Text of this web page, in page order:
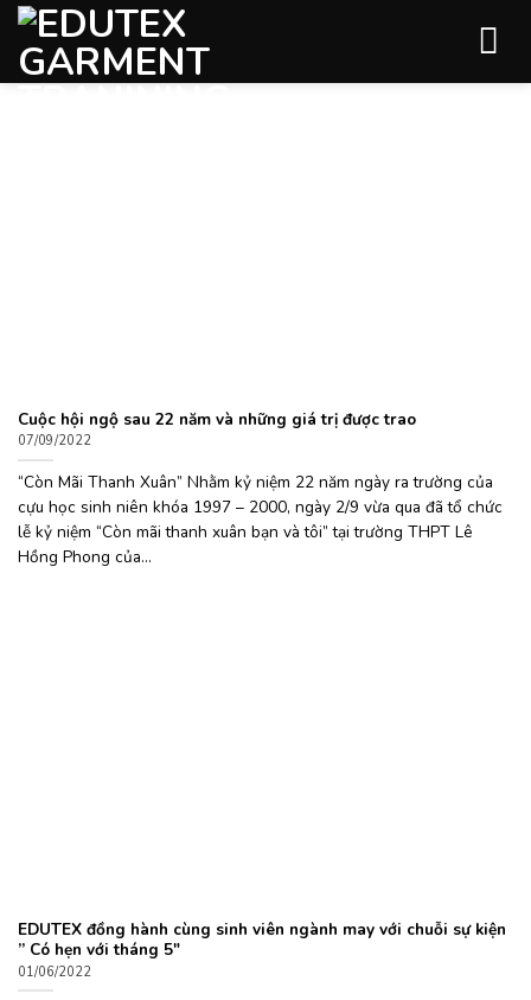
Skip
content
Cuộc hội ngộ sau 22 năm và những giá trị được trao
07/09/2022
“Còn Mãi Thanh Xuân” Nhằm kỷ niệm 22 năm ngày ra trường của
cựu học sinh niên khóa 1997 – 2000, ngày 2/9 vừa qua đã tổ chức
lễ kỷ niệm “Còn mãi thanh xuân bạn và tôi” tại trường THPT Lê
Hồng Phong của...
EDUTEX đồng hành cùng sinh viên ngành may với chuỗi sự kiện
” Có hẹn với tháng 5″
01/06/2022